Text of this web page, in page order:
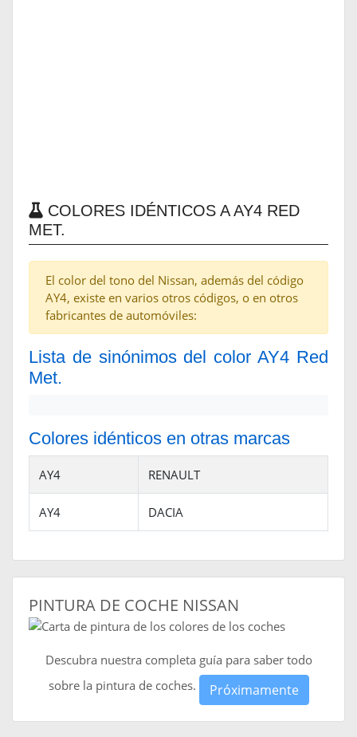
COLORES IDÉNTICOS A AY4 RED
MET.
El color del tono del Nissan, además del código
AY4, existe en varios otros códigos, o en otros
fabricantes de automóviles:
Lista de sinónimos del color AY4 Red
Met.
Colores idénticos en otras marcas
AY4 RENAULT
AY4 DACIA
PINTURA DE COCHE NISSAN
Descubra nuestra completa guía para saber todo
sobre la pintura de coches.
Próximamente